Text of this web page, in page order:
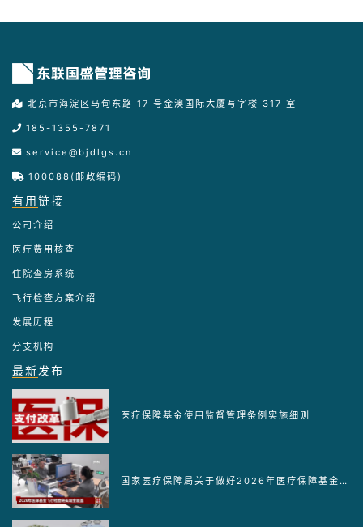
北京市海淀区马甸东路 17 号金澳国际大厦写字楼 317 室
185-1355-7871
service@bjdlgs.cn
100088(邮政编码)
有用链接
公司介绍
医疗费用核查
住院查房系统
飞行检查方案介绍
发展历程
分支机构
最新发布
医疗保障基金使用监督管理条例实施细则
国家医疗保障局关于做好2026年医疗保障基金监管工作的通知